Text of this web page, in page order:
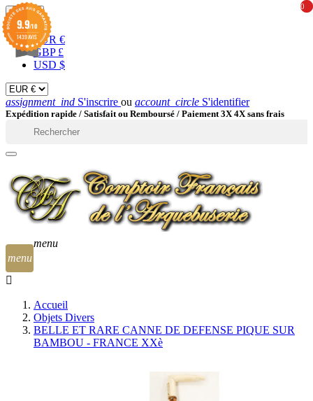
EUR 
EUR €
GBP £
USD $
assignment_ind S'inscrire ou account_circle S'identifier
Expédition rapide / Satisfait ou Remboursé / Paiement 3X 4X sans frais
menu
0
0
menu
Accueil
Objets Divers
BELLE ET RARE CANNE DE DEFENSE PIQUE SUR
BAMBOU - FRANCE XXè
9.9/10
1439 AVIS